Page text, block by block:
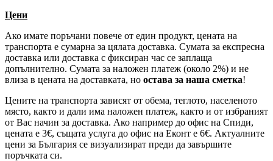
Цени
Ако имате поръчани повече от един продукт, цената на
транспорта е сумарна за цялата доставка. Сумата за експресна
доставка или доставка с фиксиран час се заплаща
допълнително. Сумата за наложен платеж (около 2%) и не
влиза в цената на доставката, но остава за наша сметка!
Цените на транспорта зависят от обема, теглото, населеното
място, както и дали има наложен платеж, както и от избраният
от Вас начин за доставка. Ако например до офис на Спиди,
цената е 3€, същата услуга до офис на Еконт е 6€. Актуалните
цени за България се визуализират преди да завършите
поръчката си.